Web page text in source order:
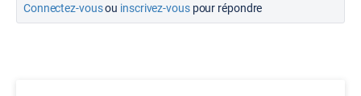
Connectez-vousou inscrivez-vouspour répondre